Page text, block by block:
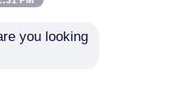
you looking